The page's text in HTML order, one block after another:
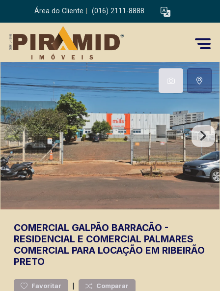
Área do Cliente (016) 2111-8888
COMERCIAL GALPÃO BARRACÃO -
RESIDENCIAL E COMERCIAL PALMARES
COMERCIAL PARA LOCAÇÃO EM RIBEIRÃO
PRETO
Favoritar | Comparar